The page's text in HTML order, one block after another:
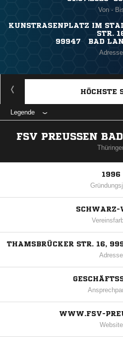
Von -
KUNSTRASENPLATZ IM
STR.
99947 BAD
Adresse
HÖCHSTE
Legende
FSV PREUSSEN
1996
SCHWARZ-
THAMSBRÜCKER STR. 16,
Adresse
WWW.FSV-
Website